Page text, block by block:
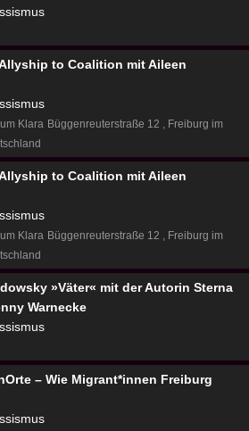
to Coalition mit Aileen
Klara Büggenreuterstraße 12
Freiburg im
to Coalition mit Aileen
Klara Büggenreuterstraße 12
Freiburg im
»Väter« mit der Autorin Sterna
Warnecke
– Wie Migrant*innen Freiburg